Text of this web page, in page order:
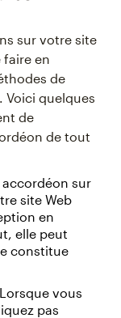
sur votre site
faire en
de
. Voici quelques
de
de tout
accordéon sur
site Web
en
elle peut
constitue
vous
pas